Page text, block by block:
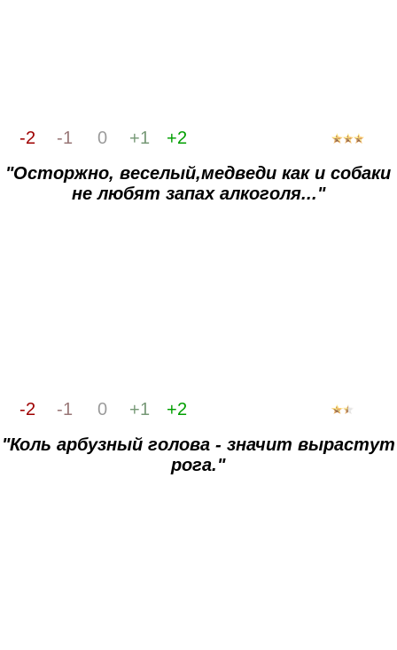
-2 -1 0 +1
+2
"Осторжно, веселый,медведи как и собаки
не любят запах алкоголя..."
-2 -1 0 +1
+2
"Коль арбузный голова - значит вырастут
рога."